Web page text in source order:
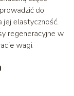
do
jej elastyczność.
regeneracyjne w
wagi.